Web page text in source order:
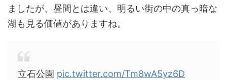
ましたが、昼間とは違い、明るい街の中の真っ暗な
湖も見る価値がありますね。
立石公園 pic.twitter.com/Tm8wA5yz6D